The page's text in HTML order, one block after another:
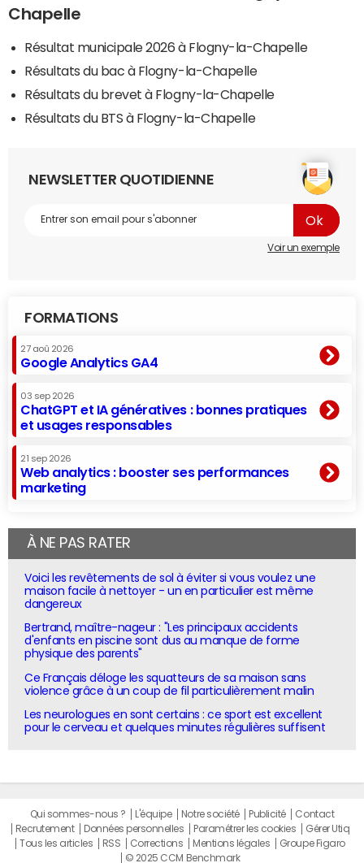
Chapelle
Résultat municipale 2026 à Flogny-la-Chapelle
Résultats du bac à Flogny-la-Chapelle
Résultats du brevet à Flogny-la-Chapelle
Résultats du BTS à Flogny-la-Chapelle
NEWSLETTER QUOTIDIENNE
Voir un exemple
FORMATIONS
27 aoû 2026
Google Analytics GA4
03 sep 2026
ChatGPT et IA génératives : bonnes pratiques
et usages responsables
21 sep 2026
Web analytics : booster ses performances
marketing
À NE PAS RATER
Voici les revêtements de sol à éviter si vous voulez une
maison facile à nettoyer - un en particulier est même
dangereux
Bertrand, maître-nageur : "Les principaux accidents
d'enfants en piscine sont dus au manque de forme
physique des parents"
Ce Français déloge les squatteurs de sa maison sans
violence grâce à un coup de fil particulièrement malin
Les neurologues en sont certains : ce sport est excellent
pour le cerveau et quelques minutes régulières suffisent
Qui sommes-nous ? L'équipe Notre société Publicité
Contact
Recrutement
Données personnelles Paramétrer les cookies
Gérer Utiq
Tous les articles
RSS Corrections Mentions légales
Groupe Figaro
© 2025 CCM Benchmark